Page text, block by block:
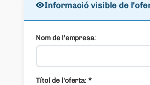
Informació visible de
Nom de l'empresa:
Títol de l'oferta: *